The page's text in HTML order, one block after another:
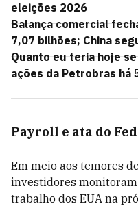
eleições 2026
Balança comercial
7,07 bilhões; China
Quanto eu teria hoje
ações da Petrobras há
Payroll e ata do Fed
Em meio aos temores
investidores
trabalho dos EUA na